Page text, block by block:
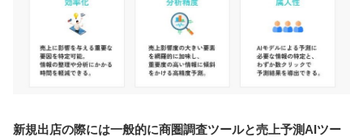
新規出店の際には一般的に商圏調査ツールと売上予測AIツー